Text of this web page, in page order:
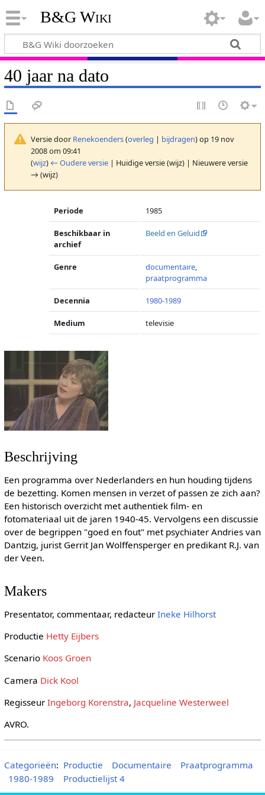
B&G Wiki
40 jaar na dato
Versie door Renekoenders(overleg | bijdragen)op 19 nov
2008 om 09:41
(wijz) ← Oudere versie| Huidige versie (wijz) | Nieuwere versie
→ (wijz)
Periode 1985
Beschikbaar in
archief
Beeld en Geluid
Genre documentaire,
praatprogramma
Decennia 1980-1989
Medium televisie
Beschrijving
Een programma over Nederlanders en hun houding tijdens
de bezetting. Komen mensen in verzet of passen ze zich aan?
Een historisch overzicht met authentiek film- en
fotomateriaal uit de jaren 1940-45. Vervolgens een discussie
over de begrippen "goed en fout" met psychiater Andries van
Dantzig, jurist Gerrit Jan Wolffensperger en predikant R.J. van
der Veen.
Makers
Presentator, commentaar, redacteur Ineke Hilhorst
Productie Hetty Eijbers
Scenario Koos Groen
Camera Dick Kool
Regisseur Ingeborg Korenstra, Jacqueline Westerweel
AVRO.
Categorieën: Productie Documentaire
Praatprogramma
1980-1989
Productielijst 4